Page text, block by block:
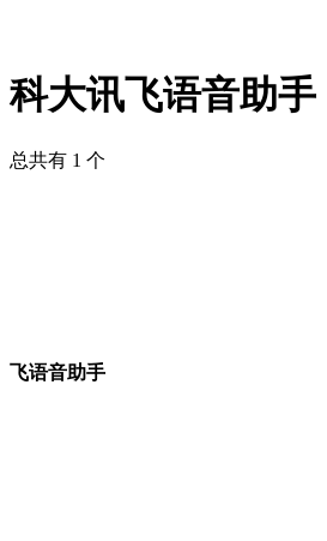
科大讯飞语音助手
总共有 1 个
飞语音助手